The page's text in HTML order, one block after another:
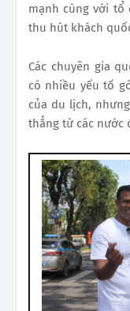
mạnh cùng với tổ
thu hút khách
Các chuyên gia
có nhiều yếu tố
của du lịch,
thẳng từ các nước